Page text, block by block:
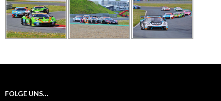
FOLGE UNS…